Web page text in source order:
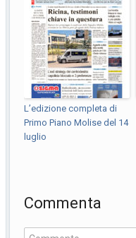
L’edizione completa di
Primo Piano Molise del 14
luglio
Commenta